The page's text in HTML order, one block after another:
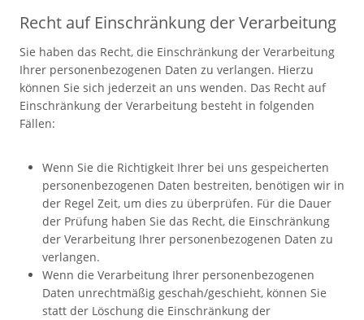
Recht auf Einschränkung der Verarbeitung
Sie haben das Recht, die Einschränkung der Verarbeitung
Ihrer personenbezogenen Daten zu verlangen. Hierzu
können Sie sich jederzeit an uns wenden. Das Recht auf
Einschränkung der Verarbeitung besteht in folgenden
Fällen:
Wenn Sie die Richtigkeit Ihrer bei uns gespeicherten
personenbezogenen Daten bestreiten, benötigen wir in
der Regel Zeit, um dies zu überprüfen. Für die Dauer
der Prüfung haben Sie das Recht, die Einschränkung
der Verarbeitung Ihrer personenbezogenen Daten zu
verlangen.
Wenn die Verarbeitung Ihrer personenbezogenen
Daten unrechtmäßig geschah/geschieht, können Sie
statt der Löschung die Einschränkung der